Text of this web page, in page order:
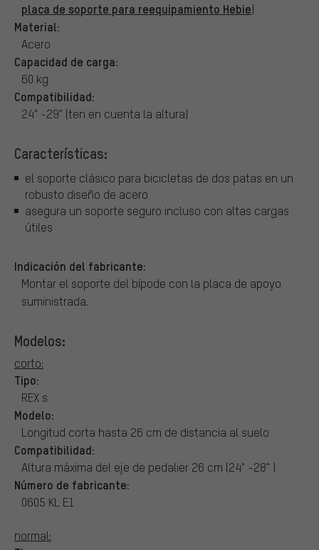
placa de soporte para reequipamiento Hebie)
Material:
Acero
Capacidad de carga:
60 kg
Compatibilidad:
24" -29" (ten en cuenta la altura)
Características:
el soporte clásico para bicicletas de dos patas en un
robusto diseño de acero
asegura un soporte seguro incluso con altas cargas
útiles
Indicación del fabricante:
Montar el soporte del bípode con la placa de apoyo
suministrada.
Modelos:
corto:
Tipo:
REX s
Modelo:
Longitud corta hasta 26 cm de distancia al suelo
Compatibilidad:
Altura máxima del eje de pedalier 26 cm (24" -28" )
Número de fabricante:
0605 KL E1
normal: